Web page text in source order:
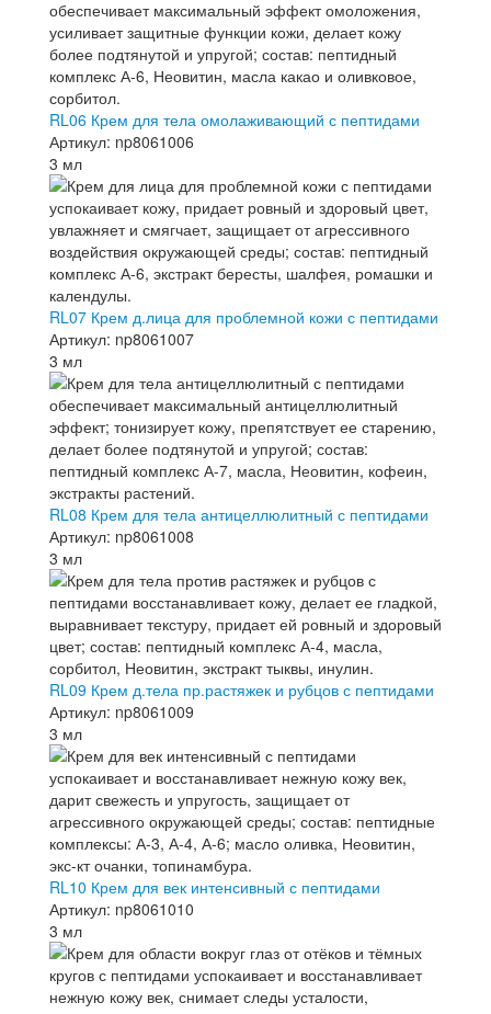
RL06 Крем для тела омолаживающий с пептидами
Артикул: np8061006
3 мл
RL07 Крем д.лица для проблемной кожи с пептидами
Артикул: np8061007
3 мл
RL08 Крем для тела антицеллюлитный с пептидами
Артикул: np8061008
3 мл
RL09 Крем д.тела пр.растяжек и рубцов с пептидами
Артикул: np8061009
3 мл
RL10 Крем для век интенсивный с пептидами
Артикул: np8061010
3 мл